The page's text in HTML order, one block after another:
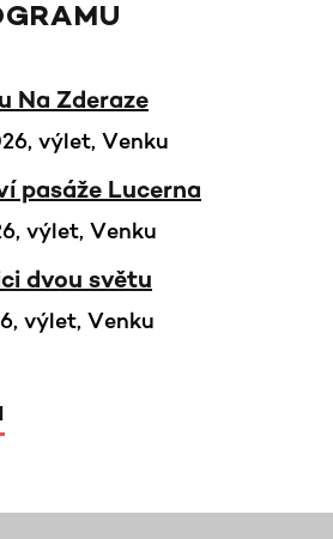
Na Zderaze
výlet, Venku
pasáže Lucerna
výlet, Venku
dvou světu
výlet, Venku